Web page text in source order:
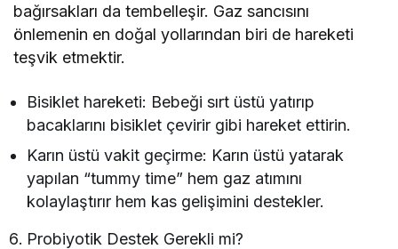
bağırsakları da tembelleşir. Gaz sancısını
önlemenin en doğal yollarından biri de hareketi
teşvik etmektir.
Bisiklet hareketi: Bebeği sırt üstü yatırıp
bacaklarını bisiklet çevirir gibi hareket ettirin.
Karın üstü vakit geçirme: Karın üstü yatarak
yapılan “tummy time” hem gaz atımını
kolaylaştırır hem kas gelişimini destekler.
Probiyotik Destek Gerekli mi?